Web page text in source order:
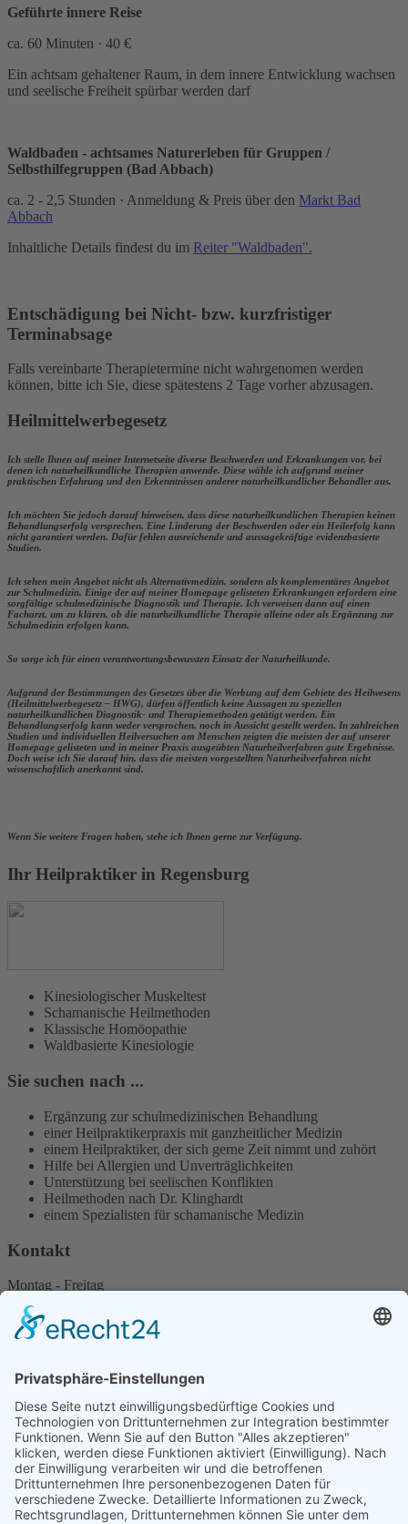
Geführte innere Reise
ca. 60 Minuten · 40 €
Ein achtsam gehaltener Raum, in dem innere Entwicklung wachsen
und seelische Freiheit spürbar werden darf
Waldbaden - achtsames Naturerleben für Gruppen /
Selbsthilfegruppen (Bad Abbach)
ca. 2 - 2,5 Stunden · Anmeldung & Preis über den Markt Bad
Abbach
Inhaltliche Details findest du im Reiter "Waldbaden".
Entschädigung bei Nicht- bzw. kurzfristiger
Terminabsage
Falls vereinbarte Therapietermine nicht wahrgenomen werden
können, bitte ich Sie, diese spätestens 2 Tage vorher abzusagen.
Heilmittelwerbegesetz
Ich stelle Ihnen auf meiner Internetseite diverse Beschwerden und Erkrankungen vor, bei
denen ich naturheilkundliche Therapien anwende. Diese wähle ich aufgrund meiner
praktischen Erfahrung und den Erkenntnissen anderer naturheilkundlicher Behandler aus.
Ich möchten Sie jedoch darauf hinweisen, dass diese naturheilkundlichen Therapien keinen
Behandlungserfolg versprechen. Eine Linderung der Beschwerden oder ein Heilerfolg kann
nicht garantiert werden. Dafür fehlen ausreichende und aussagekräftige evidenzbasierte
Studien.
Ich sehen mein Angebot nicht als Alternativmedizin, sondern als komplementäres Angebot
zur Schulmedizin. Einige der auf meiner Homepage gelisteten Erkrankungen erfordern eine
sorgfältige schulmedizinische Diagnostik und Therapie. Ich verweisen dann auf einen
Facharzt, um zu klären, ob die naturheilkundliche Therapie alleine oder als Ergänzung zur
Schulmedizin erfolgen kann.
So sorge ich für einen verantwortungsbewussten Einsatz der Naturheilkunde.
Aufgrund der Bestimmungen des Gesetzes über die Werbung auf dem Gebiete des Heilwesens
(Heilmittelwerbegesetz – HWG), dürfen öffentlich keine Aussagen zu speziellen
naturheilkundlichen Diagnostik- und Therapiemethoden getätigt werden. Ein
Behandlungserfolg kann weder versprochen, noch in Aussicht gestellt werden. In zahlreichen
Studien und individuellen Heilversuchen am Menschen zeigten die meisten der auf unserer
Homepage gelisteten und in meiner Praxis ausgeübten Naturheilverfahren gute Ergebnisse.
Doch weise ich Sie darauf hin, dass die meisten vorgestellten Naturheilverfahren nicht
wissenschaftlich anerkannt sind.
Wenn Sie weitere Fragen haben, stehe ich Ihnen gerne zur Verfügung.
Ihr Heilpraktiker in Regensburg
Kinesiologischer Muskeltest
Schamanische Heilmethoden
Klassische Homöopathie
Waldbasierte Kinesiologie
Sie suchen nach ...
Ergänzung zur schulmedizinischen Behandlung
einer Heilpraktikerpraxis mit ganzheitlicher Medizin
einem Heilpraktiker, der sich gerne Zeit nimmt und zuhört
Hilfe bei Allergien und Unverträglichkeiten
Unterstützung bei seelischen Konflikten
Heilmethoden nach Dr. Klinghardt
einem Spezialisten für schamanische Medizin
Kontakt
Montag - Freitag
Am Litzelbach 3
93083 Obertraubling / Piesenkofen
+49 176 45787061
info@naturheilpraxis-ruppaner.de
Start
Impressum
Datenschutz
Login